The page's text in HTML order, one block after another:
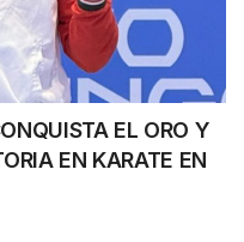
EL ORO Y
EN KARATE EN